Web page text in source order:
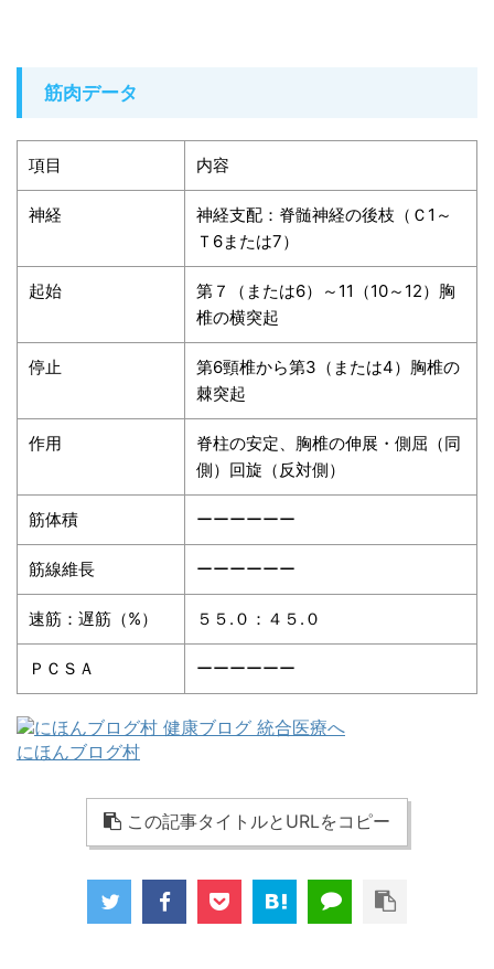
筋肉データ
項目 内容
神経
神経支配：脊髄神経の後枝（Ｃ1～
Ｔ6または7）
起始
第７（または6）～11（10～12）胸
椎の横突起
停止
第6頸椎から第3（または4）胸椎の
棘突起
作用
脊柱の安定、胸椎の伸展・側屈（同
側）回旋（反対側）
筋体積 ーーーーーー
筋線維長 ーーーーーー
速筋：遅筋（%） ５５.０：４５.０
ＰＣＳＡ ーーーーーー
にほんブログ村
この記事タイトルとURLをコピー